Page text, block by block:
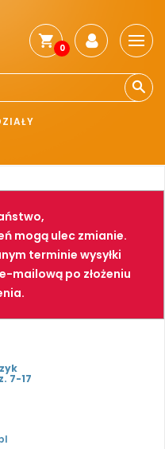
0
SPAWALNICTWO
PNEUMATYKA
mogą ulec zmianie.
terminie wysyłki
mailową po złożeniu
7-17